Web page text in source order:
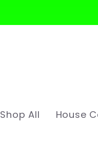
Shop All House